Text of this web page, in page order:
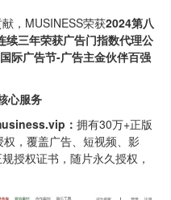
，MUSINESS荣获2024第八
续三年荣获广告门指数代理公
际广告节-广告主金伙伴百强
心服务
： 拥有30万+正版
，覆盖广告、短视频、影
授权证书，随片永久授权，